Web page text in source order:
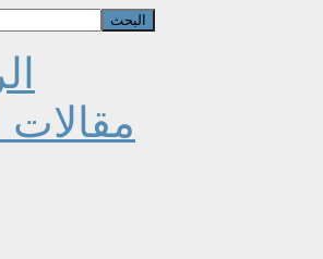
مقالات